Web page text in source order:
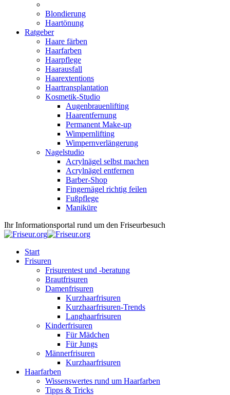
Blondierung
Haartönung
Ratgeber
Haare färben
Haarfarben
Haarpflege
Haarausfall
Haarextentions
Haartransplantation
Kosmetik-Studio
Augenbrauenlifting
Haarentfernung
Permanent Make-up
Wimpernlifting
Wimpernverlängerung
Nagelstudio
Acrylnägel selbst machen
Acrylnägel entfernen
Barber-Shop
Fingernägel richtig feilen
Fußpflege
Maniküre
Ihr Informationsportal rund um den Friseurbesuch
Start
Frisuren
Frisurentest und -beratung
Brautfrisuren
Damenfrisuren
Kurzhaarfrisuren
Kurzhaarfrisuren-Trends
Langhaarfrisuren
Kinderfrisuren
Für Mädchen
Für Jungs
Männerfrisuren
Kurzhaarfrisuren
Haarfarben
Wissenswertes rund um Haarfarben
Tipps & Tricks